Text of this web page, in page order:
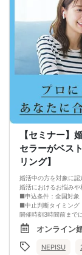
はじめて自分が好き
恋愛婚活が上手くいく
改善
異性が求めていること
それを自然に伝えら
好きな女性から選ば
婚活戦略セミナーで
短期間で変化と成果
・セミナー中はカメ
（屋外、車内からの
【キャンセル規定】
セミナー準備の都合
お支払いいただきます
【セミナー】
セラーがベス
リング】
婚活中の方を対象に認
婚活におけるお悩みや
■申込条件：全国対象
■中止判断タイミング
開催時刻3時間前まで
■注意事項
・キャンセルされる
・セミナー当日、セミ
ください。
オンライン
NEPISU